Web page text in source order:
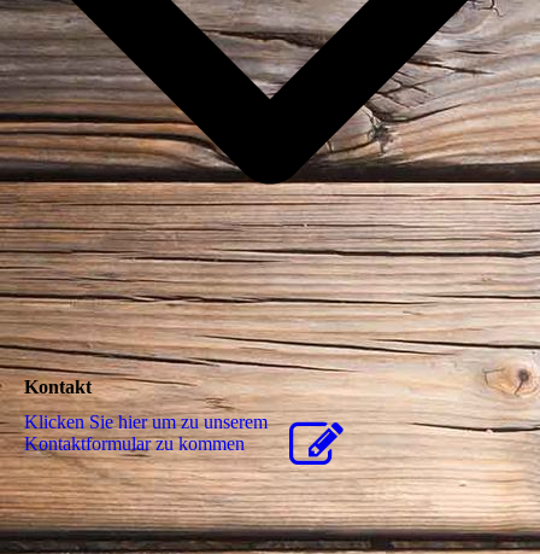
Kontakt
Klicken Sie hier um zu unserem
Kon­takt­for­mu­lar zu kommen